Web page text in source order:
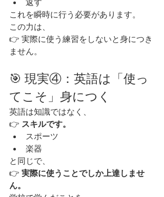
返す
これを瞬時に行う必要があります。
この力は、
👉 実際に使う練習をしないと身につき
ません。
🎯 現実④：英語は「使っ
てこそ」身につく
英語は知識ではなく、
👉 スキルです。
スポーツ
楽器
と同じで、
👉 実際に使うことでしか上達しませ
ん。